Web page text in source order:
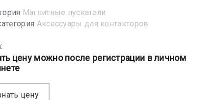
Магнитные пускатели
Аксессуары для контакторов
цену можно после регистрации в личном
цену